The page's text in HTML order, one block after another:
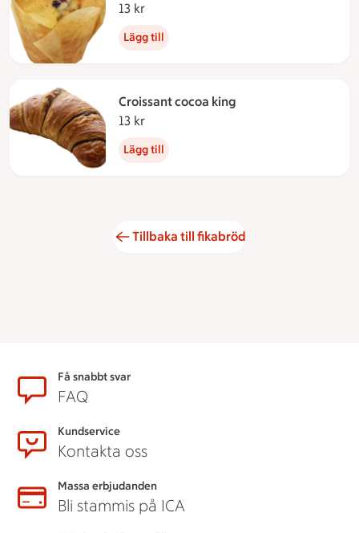
13 kr
Lägg till
Croissant cocoa king
13 kr
Lägg till
Tillbaka till fikabröd
SidfotFå snabbt svar
FAQ
Kundservice
Kontakta oss
Massa erbjudanden
Bli stammis på ICA